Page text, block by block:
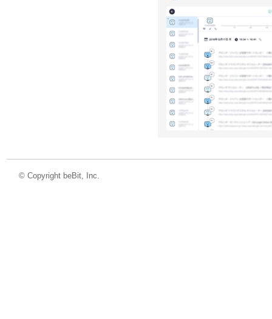
© Copyright beBit, Inc.